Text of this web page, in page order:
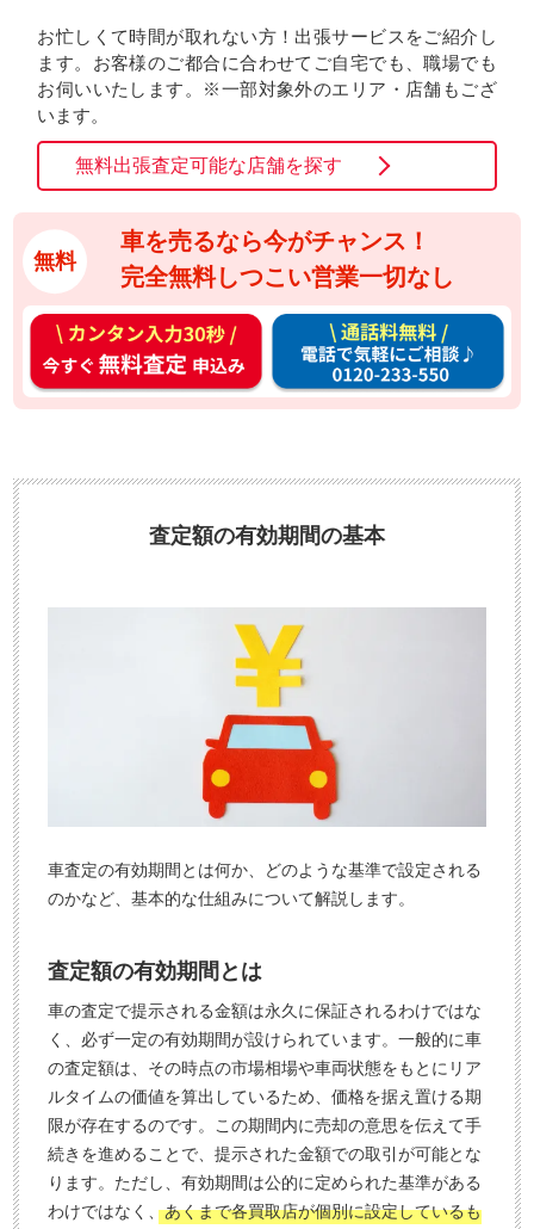
お忙しくて時間が取れない方！出張サービスをご紹介し
ます。お客様のご都合に合わせてご自宅でも、職場でも
お伺いいたします。※一部対象外のエリア・店舗もござ
います。
無料出張査定可能な店舗を探す
無料
車を売るなら今がチャンス！
完全無料しつこい営業一切なし
カ
ン
タ
力
今
申
通
料
お
話
気
軽
に
ご
相
査定額の有効期間の基本
車査定の有効期間とは何か、どのような基準で設定される
のかなど、基本的な仕組みについて解説します。
査定額の有効期間とは
車の査定で提示される金額は永久に保証されるわけではな
く、必ず一定の有効期間が設けられています。一般的に車
の査定額は、その時点の市場相場や車両状態をもとにリア
ルタイムの価値を算出しているため、価格を据え置ける期
限が存在するのです。この期間内に売却の意思を伝えて手
続きを進めることで、提示された金額での取引が可能とな
ります。ただし、有効期間は公的に定められた基準がある
わけではなく、あくまで各買取店が個別に設定しているも